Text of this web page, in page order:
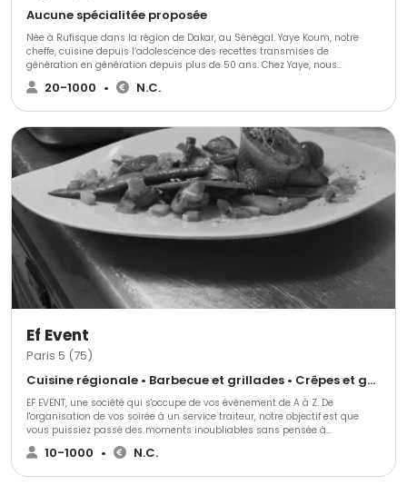
Aucune spécialitée proposée
Née à Rufisque dans la région de Dakar, au Sénégal. Yaye Koum, notre
cheffe, cuisine depuis l’adolescence des recettes transmises de
génération en génération depuis plus de 50 ans. Chez Yaye, nous
proposons uniquement des plats faits maison, préparés à partir de
produits frais pour vous faire vivre une expérience à travers des saveurs
20-1000 • N.C.
Ef Event
Paris 5 (75)
Cuisine régionale • Barbecue et grillades • Crêpes et galettes
EF EVENT, une société qui s'occupe de vos évènement de A à Z. De
l'organisation de vos soirée à un service traiteur, notre objectif est que
vous puissiez passé des moments inoubliables sans pensée à
l'organisation.
10-1000 • N.C.